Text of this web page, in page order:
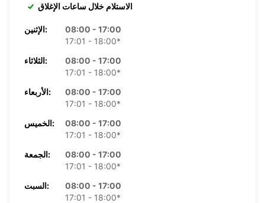
الاستلام خلال ساعات الإغلاق
الإثنين:
08:00 - 17:00
17:01 - 18:00*
الثلاثاء:
08:00 - 17:00
17:01 - 18:00*
الأربعاء:
08:00 - 17:00
17:01 - 18:00*
الخميس:
08:00 - 17:00
17:01 - 18:00*
الجمعة:
08:00 - 17:00
17:01 - 18:00*
السبت:
08:00 - 17:00
17:01 - 18:00*